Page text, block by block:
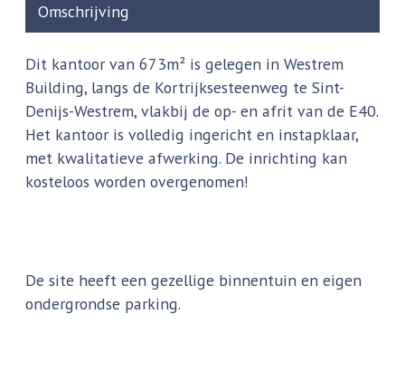
Omschrijving
Dit kantoor van 673m² is gelegen in Westrem
Building, langs de Kortrijksesteenweg te Sint-
Denijs-Westrem, vlakbij de op- en afrit van de E40.
Het kantoor is volledig ingericht en instapklaar,
met kwalitatieve afwerking. De inrichting kan
kosteloos worden overgenomen!
De site heeft een gezellige binnentuin en eigen
ondergrondse parking.